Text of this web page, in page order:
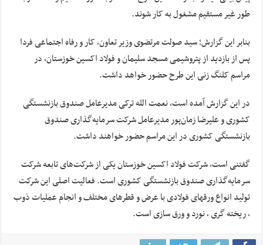
طور غیر مستقیم مشغول به کار شوند.
بنابر این گزارش؛ سید صولت مرتضوی وزیر تعاون، کار و رفاه اجتماعی فردا
پس از بازدید از پتروشیمی مسجد سلیمان و فولاد اکسین خوزستان، در
مراسم کلنگ زنی این طرح حضور خواهد داشت.
در این گزارش آمده است، نعمت الله ترکی مدیرعامل صندوق بازنشستگی
کشوری و علیرضا زمان‌پور مدیرعامل شرکت سرمایه‎‌‌‎‎‎‌گذاری صندوق
بازنشستگی کشوری در این مراسم حضور خواهند داشت.
گفتنی است، شرکت فولاد اکسین خوزستان یکی از شرکت‌های تابعه شرکت
سرمایه‌گذاری صندوق بازنشستگی کشوری است. فعالیت اصلی این شرکت
تولید انواع ورقهای فولادی با عرض و قطرهای مختلف و انجام عملیات ذوب
، ریخته گری ، نورد و ورق سازی است.